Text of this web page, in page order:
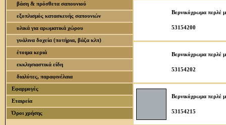
βάση & πρόσθετα σαπουνιού
εξοπλισμός κατασκευής σαπουνιών
υλικά για αρωματικά χώρου
γυάλινα δοχεία (ποτήρια, βάζα κλπ)
έτοιμα κεριά
εκκλησιαστικά είδη
διαλύτες, παραφινέλαια
Εφαρμογές
Εταιρεία
Όροι χρήσης
Βερνικόχρωμα περλέ
53154200
Βερνικόχρωμα περλέ
53154202
Βερνικόχρωμα περλέ
53154215